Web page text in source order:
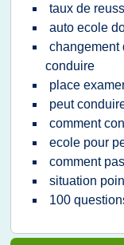
taux de
auto ecole
changement
conduire
place
peut
comment
ecole pour
comment
situation
100